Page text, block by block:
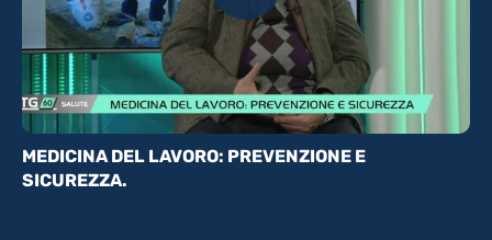
MEDICINA DEL LAVORO: PREVENZIONE E
SICUREZZA.